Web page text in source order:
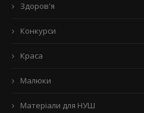
Здоров'я
Конкурси
Краса
Малюки
Матеріали для НУШ